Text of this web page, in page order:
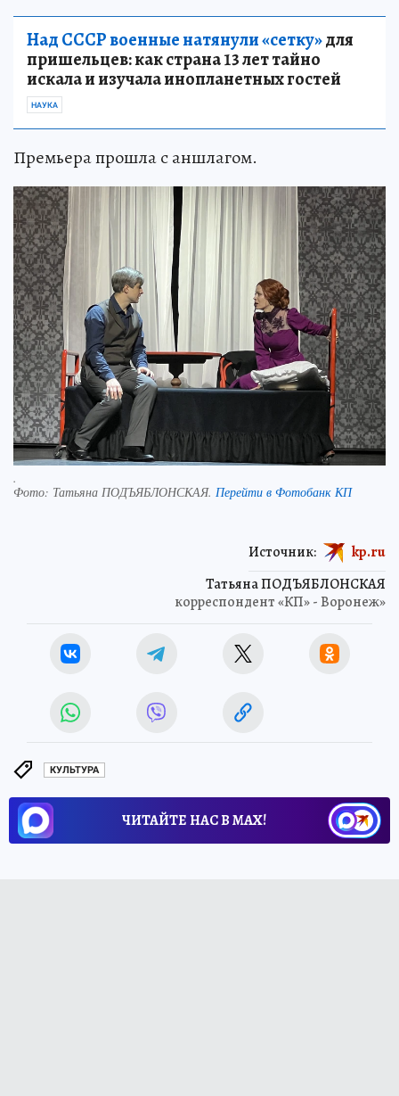
Над СССР военные натянули «сетку»для
пришельцев: как страна 13 лет тайно
искала и изучала инопланетных гостей
НАУКА
Премьера прошла с аншлагом.
.
Фото: Татьяна ПОДЪЯБЛОНСКАЯ. Перейти в Фотобанк КП
Татьяна ПОДЪЯБЛОНСКАЯ
корреспондент «КП» - Воронеж»
Источник: kp.ru
КУЛЬТУРА
ЧИТАЙТЕ НАС В МАХ!